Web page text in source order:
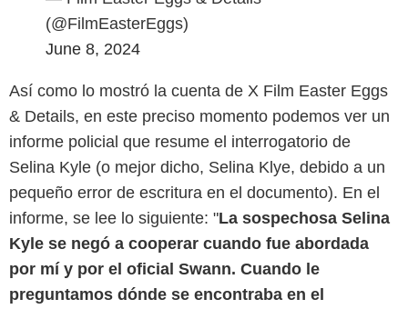
(@FilmEasterEggs)
June 8, 2024
Así como lo mostró la cuenta de X Film Easter Eggs
& Details, en este preciso momento podemos ver un
informe policial que resume el interrogatorio de
Selina Kyle (o mejor dicho, Selina Klye, debido a un
pequeño error de escritura en el documento). En el
informe, se lee lo siguiente: "La sospechosa Selina
Kyle se negó a cooperar cuando fue abordada
por mí y por el oficial Swann. Cuando le
preguntamos dónde se encontraba en el